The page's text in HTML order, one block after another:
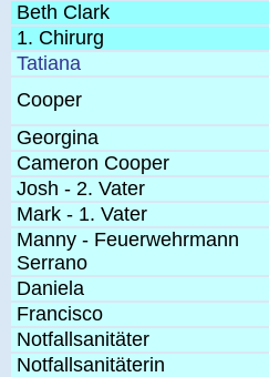
Beth Clark
1. Chirurg
Tatiana
Cooper
Georgina
Cameron Cooper
Josh - 2. Vater
Mark - 1. Vater
Manny - Feuerwehrmann
Serrano
Daniela
Francisco
Notfallsanitäter
Notfallsanitäterin